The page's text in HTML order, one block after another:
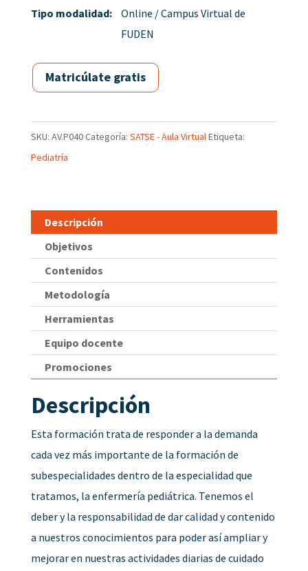
Tipo modalidad:
Online / Campus Virtual de
FUDEN
Matricúlate gratis
SKU: AV.P040Categoría: SATSE - Aula VirtualEtiqueta:
Pediatría
Descripción
Objetivos
Contenidos
Metodología
Herramientas
Equipo docente
Promociones
Descripción
Esta formación trata de responder a la demanda
cada vez más importante de la formación de
subespecialidades dentro de la especialidad que
tratamos, la enfermería pediátrica. Tenemos el
deber y la responsabilidad de dar calidad y contenido
a nuestros conocimientos para poder así ampliar y
mejorar en nuestras actividades diarias de cuidado